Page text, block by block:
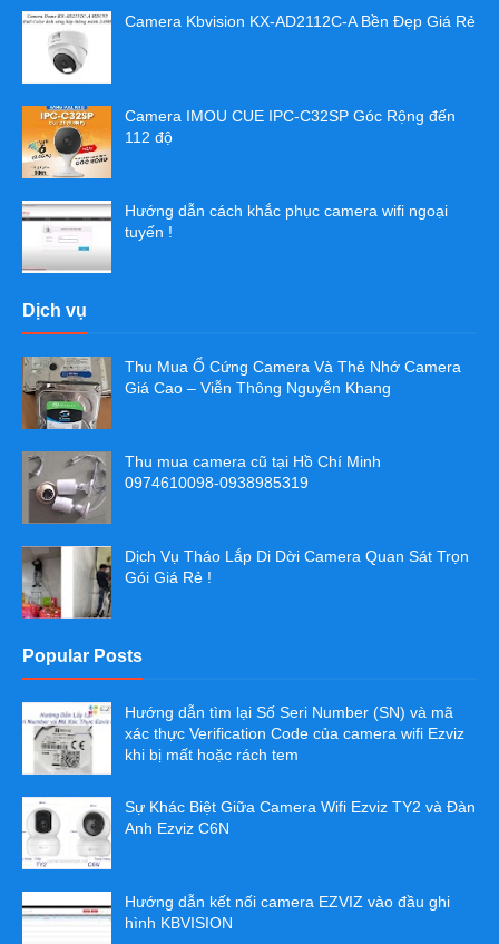
Camera Kbvision KX-AD2112C-A Bền Đẹp Giá Rẻ
Camera IMOU CUE IPC-C32SP Góc Rộng đến
112 độ
Hướng dẫn cách khắc phục camera wifi ngoại
tuyến !
Dịch vụ
Thu Mua Ổ Cứng Camera Và Thẻ Nhớ Camera
Giá Cao – Viễn Thông Nguyễn Khang
Thu mua camera cũ tại Hồ Chí Minh
0974610098-0938985319
Dịch Vụ Tháo Lắp Di Dời Camera Quan Sát Trọn
Gói Giá Rẻ !
Popular Posts
Hướng dẫn tìm lại Số Seri Number (SN) và mã
xác thực Verification Code của camera wifi Ezviz
khi bị mất hoặc rách tem
Sự Khác Biệt Giữa Camera Wifi Ezviz TY2 và Đàn
Anh Ezviz C6N
Hướng dẫn kết nối camera EZVIZ vào đầu ghi
hình KBVISION